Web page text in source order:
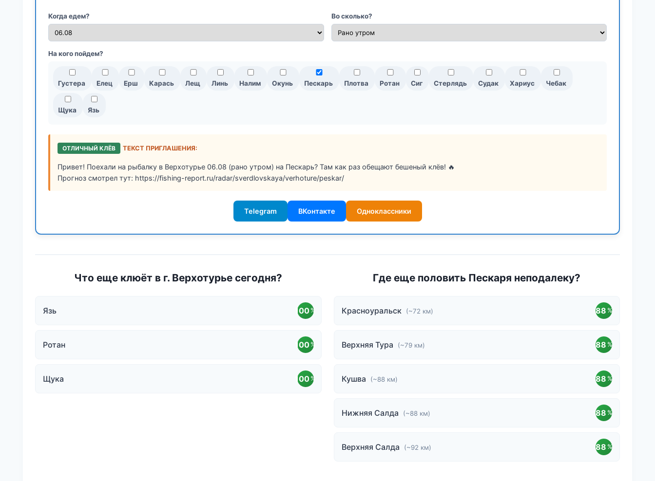
Когда едем? Во сколько?
На кого пойдем?
Густера Елец Ерш Карась Лещ Линь Налим Окунь Пескарь Плотва Ротан Сиг Стерлядь Судак Хариус Чебак
Щука Язь
ОТЛИЧНЫЙ КЛЁВ ТЕКСТ ПРИГЛАШЕНИЯ:
Привет! Поехали на рыбалку в Верхотурье 06.08 (рано утром) на Пескарь? Там как раз обещают бешеный клёв! 🔥
Прогноз смотрел тут: https://fishing-report.ru/radar/sverdlovskaya/verhoture/peskar/
Telegram ВКонтакте Одноклассники
Что еще клюёт в г. Верхотурье сегодня?
Язь 100 %
Ротан 100 %
Щука 100 %
Где еще половить Пескаря неподалеку?
Красноуральск (~72 км) 88 %
Верхняя Тура (~79 км) 88 %
Кушва (~88 км) 88 %
Нижняя Салда (~88 км) 88 %
Верхняя Салда (~92 км) 88 %